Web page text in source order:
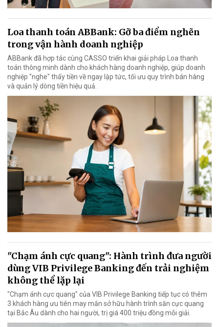
Loa thanh toán ABBank: Gỡ ba điểm nghẽn
trong vận hành doanh nghiệp
ABBank đã hợp tác cùng CASSO triển khai giải pháp Loa thanh
toán thông minh dành cho khách hàng doanh nghiệp, giúp doanh
nghiệp "nghe" thấy tiền về ngay lập tức, tối ưu quy trình bán hàng
và quản lý dòng tiền hiệu quả.
"Chạm ánh cực quang": Hành trình đưa người
dùng VIB Privilege Banking đến trải nghiệm
không thể lặp lại
"Chạm ánh cực quang" của VIB Privilege Banking tiếp tục có thêm
3 khách hàng ưu tiên may mắn sở hữu hành trình săn cực quang
tại Bắc Âu dành cho hai người, trị giá 400 triệu đồng mỗi giải.